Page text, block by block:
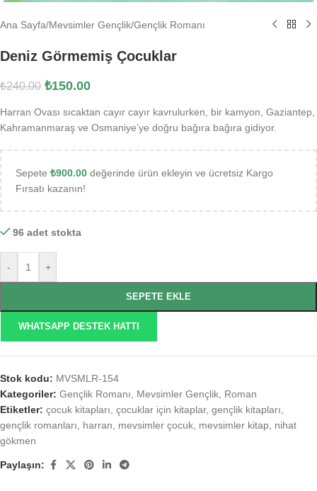
Ana Sayfa/Mevsimler Gençlik/Gençlik Romanı
Deniz Görmemiş Çocuklar
₺240.00 ₺150.00
Harran Ovası sıcaktan cayır cayır kavrulurken, bir kamyon, Gaziantep,
Kahramanmaraş ve Osmaniye’ye doğru bağıra bağıra gidiyor.
Sepete ₺900.00 değerinde ürün ekleyin ve ücretsiz Kargo
Fırsatı kazanın!
96 adet stokta
- +
SEPETE EKLE
WHATSAPP DESTEK HATTI
Stok kodu: MVSMLR-154
Kategoriler: Gençlik Romanı Mevsimler Gençlik Roman
Etiketler: çocuk kitapları çocuklar için kitaplar, gençlik kitapları
gençlik romanları
harran mevsimler çocuk mevsimler kitap nihat
gökmen
Paylaşın: